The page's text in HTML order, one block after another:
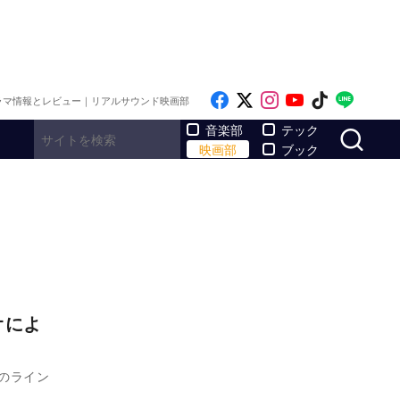
情報とレビュー｜リアルサウンド映画部 Like on Facebook
Follow on x
Follow on
Follow on
Follow
音楽部
映画部
テック
ブック
よ
ライン